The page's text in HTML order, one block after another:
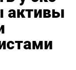
активы